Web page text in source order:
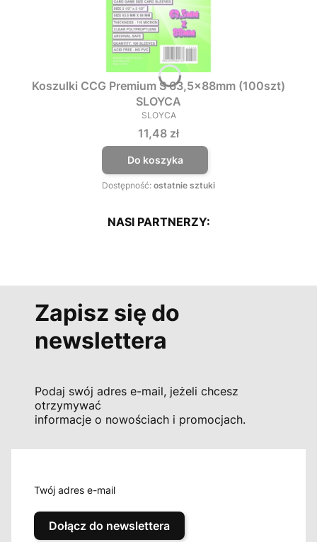
Koszulki CCG Premium S 63,5x88mm (100szt)
SLOYCA
PRODUCENT
SLOYCA
Cena
11,48 zł
Do koszyka
Dostępność: ostatnie sztuki
NASI PARTNERZY:
Zapisz się do
newslettera
Podaj swój adres e-mail, jeżeli chcesz
otrzymywać
informacje o nowościach i promocjach.
Twój adres e-mail
Dołącz do newslettera